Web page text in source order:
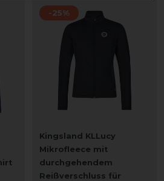
-25%
Kingsland KLLucy
Mikrofleece mit
durchgehendem
Reißverschluss für